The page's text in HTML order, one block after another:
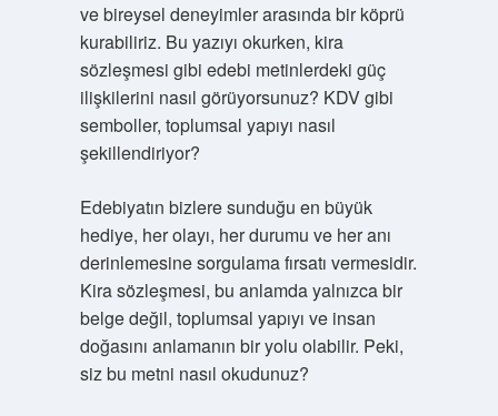
ve bireysel deneyimler arasında bir köprü
kurabiliriz. Bu yazıyı okurken, kira
sözleşmesi gibi edebi metinlerdeki güç
ilişkilerini nasıl görüyorsunuz? KDV gibi
semboller, toplumsal yapıyı nasıl
şekillendiriyor?
Edebiyatın bizlere sunduğu en büyük
hediye, her olayı, her durumu ve her anı
derinlemesine sorgulama fırsatı vermesidir.
Kira sözleşmesi, bu anlamda yalnızca bir
belge değil, toplumsal yapıyı ve insan
doğasını anlamanın bir yolu olabilir. Peki,
siz bu metni nasıl okudunuz?